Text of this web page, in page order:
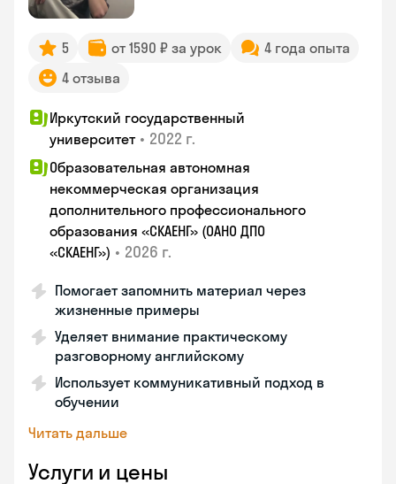
5 от 1590 ₽ за урок
4 года опыта
4 отзыва
Иркутский государственный
университет • 2022 г.
Образовательная автономная
некоммерческая организация
дополнительного профессионального
образования «СКАЕНГ» (ОАНО ДПО
«СКАЕНГ») • 2026 г.
Помогает запомнить материал через
жизненные примеры
Уделяет внимание практическому
разговорному английскому
Использует коммуникативный подход в
обучении
Читать дальше
Услуги и цены